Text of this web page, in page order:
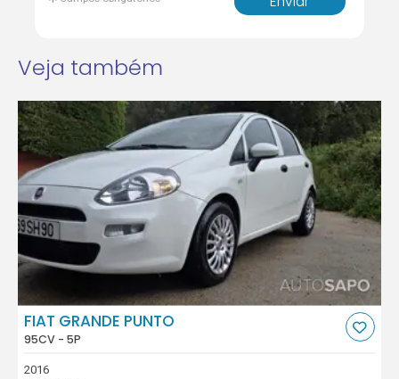
Veja também
FIAT GRANDE PUNTO
95CV - 5P
2016